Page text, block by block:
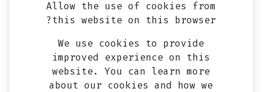
Allow the use of cookies from
this website on this browser?
We use cookies to provide
improved experience on this
website. You can learn more
about our cookies and how we